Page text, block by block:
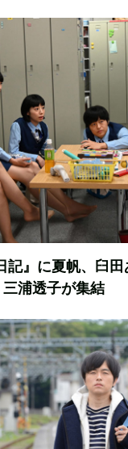
記』に夏帆、臼
浦透子が集結